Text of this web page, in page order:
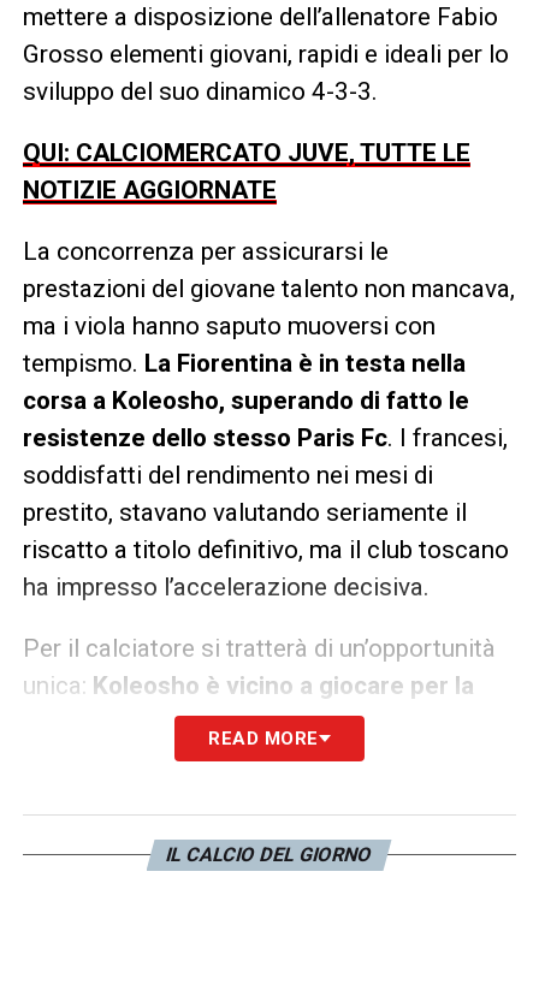
mettere a disposizione dell’allenatore Fabio
Grosso elementi giovani, rapidi e ideali per lo
sviluppo del suo dinamico 4-3-3.
QUI: CALCIOMERCATO JUVE, TUTTE LE
NOTIZIE AGGIORNATE
La concorrenza per assicurarsi le
prestazioni del giovane talento non mancava,
ma i viola hanno saputo muoversi con
tempismo. La Fiorentina è in testa nella
corsa a Koleosho, superando di fatto le
resistenze dello stesso Paris Fc. I francesi,
soddisfatti del rendimento nei mesi di
prestito, stavano valutando seriamente il
riscatto a titolo definitivo, ma il club toscano
ha impresso l’accelerazione decisiva.
Per il calciatore si tratterà di un’opportunità
unica: Koleosho è vicino a giocare per la
prima volta nel campionato italian
Fiorentina sembra ormai aver sbaragliato la
un innesto di grande prospettiva per il
reparto offensivo.
READ MORE
IL CALCIO DEL GIORNO